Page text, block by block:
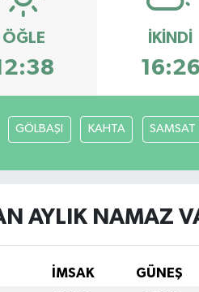
ÖĞLE İKINDI
16:26
GÖLBAŞI KAHTA SAMSAT
AYLIK NAMAZ
İMSAK GÜNEŞ